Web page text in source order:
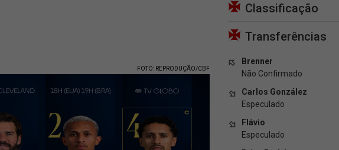
FOTO: REPRODUÇÃO/CBF
Classificação
Transferências
Brenner
Não Confirmado
Carlos González
Especulado
Flávio
Especulado